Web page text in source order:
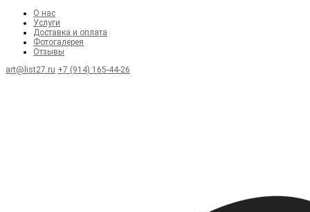
О нас
Услуги
Доставка и оплата
Фотогалерея
Отзывы
art@list27.ru +7 (914) 165-44-26